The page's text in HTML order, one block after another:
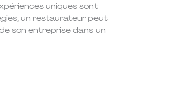
uniques sont
un restaurateur peut
son entreprise dans un